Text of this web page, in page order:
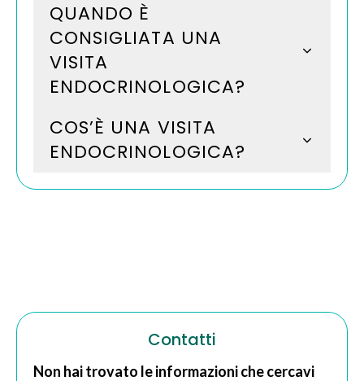
QUANDO È
CONSIGLIATA UNA
VISITA
ENDOCRINOLOGICA?
COS’È UNA VISITA
ENDOCRINOLOGICA?
Contatti
Non hai trovato le informazioni che cercavi